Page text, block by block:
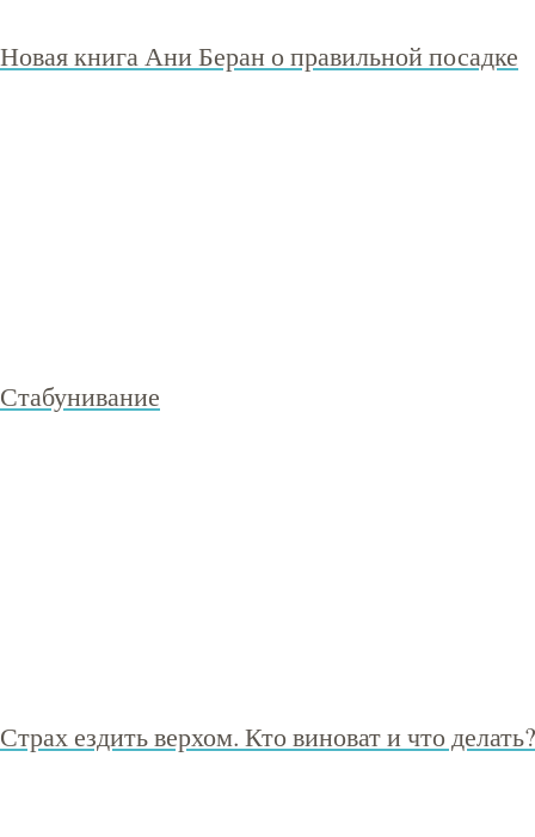
Новая книга Ани Беран о правильной посадке
Стабунивание
Страх ездить верхом. Кто виноват и что делать?